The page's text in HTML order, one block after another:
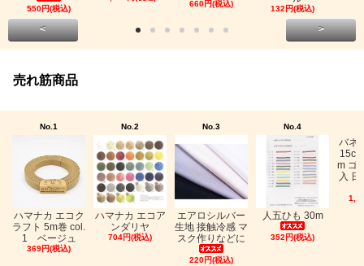
550円(税込)
660円(税込)
132円(税込)
< >
売れ筋商品
No.1
ハマナカ エコク
ラフト 5m巻 col.
1 ベージュ
369円(税込)
No.2
ハマナカ エコア
ンダリヤ
704円(税込)
No.3
エアロシルバー
生地 接触冷感 マ
スク作りなどに
220円(税込)
No.4
人五ひも 30m
352円(税込)
バネ
m ゴ
入